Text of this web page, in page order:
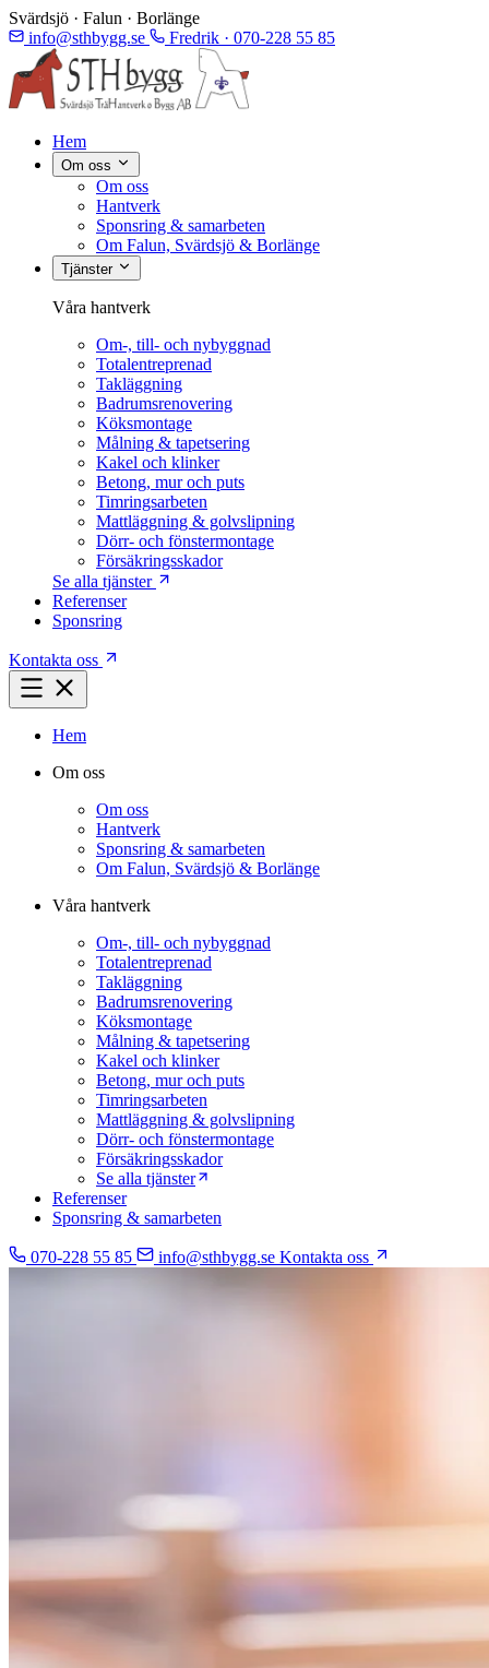
Svärdsjö · Falun · Borlänge
info@sthbygg.se
Fredrik · 070-228 55 85
Hem
Om oss
Om oss
Hantverk
Sponsring & samarbeten
Om Falun, Svärdsjö & Borlänge
Tjänster
Våra hantverk
Om-, till- och nybyggnad
Totalentreprenad
Takläggning
Badrumsrenovering
Köksmontage
Målning & tapetsering
Kakel och klinker
Betong, mur och puts
Timringsarbeten
Mattläggning & golvslipning
Dörr- och fönstermontage
Försäkringsskador
Se alla tjänster
Referenser
Sponsring
Kontakta oss
Hem
Om oss
Om oss
Hantverk
Sponsring & samarbeten
Om Falun, Svärdsjö & Borlänge
Våra hantverk
Om-, till- och nybyggnad
Totalentreprenad
Takläggning
Badrumsrenovering
Köksmontage
Målning & tapetsering
Kakel och klinker
Betong, mur och puts
Timringsarbeten
Mattläggning & golvslipning
Dörr- och fönstermontage
Försäkringsskador
Se alla tjänster
Referenser
Sponsring & samarbeten
070-228 55 85 info@sthbygg.se Kontakta oss